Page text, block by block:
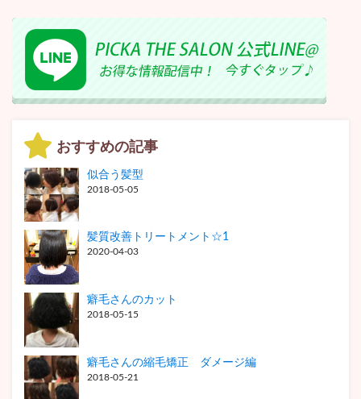
おすすめの記事
似合う髪型
2018-05-05
髪質改善トリートメント☆1
2020-04-03
癖毛さんのカット
2018-05-15
癖毛さんの縮毛矯正 ダメージ編
2018-05-21